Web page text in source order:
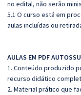
no edital, não serão
5.1 O curso está em
aulas incluídas ou
AULAS EM PDF
1. Conteúdo produzido
recurso didático
2. Material prático que